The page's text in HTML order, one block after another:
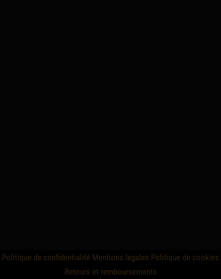
Politique de confidentialité Mentions legales Politique de cookies
Retours et remboursements